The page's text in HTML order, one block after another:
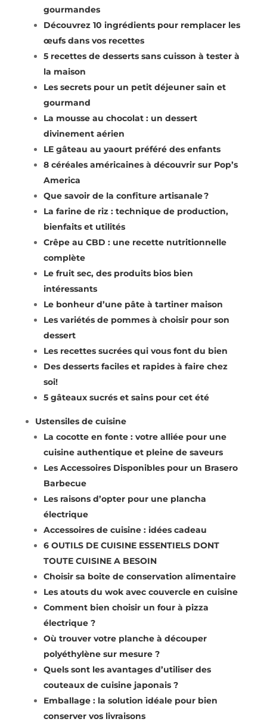
gourmandes
Découvrez 10 ingrédients pour remplacer les
œufs dans vos recettes
5 recettes de desserts sans cuisson à tester à
la maison
Les secrets pour un petit déjeuner sain et
gourmand
La mousse au chocolat : un dessert
divinement aérien
LE gâteau au yaourt préféré des enfants
8 céréales américaines à découvrir sur Pop’s
America
Que savoir de la confiture artisanale ?
La farine de riz : technique de production,
bienfaits et utilités
Crêpe au CBD : une recette nutritionnelle
complète
Le fruit sec, des produits bios bien
intéressants
Le bonheur d’une pâte à tartiner maison
Les variétés de pommes à choisir pour son
dessert
Les recettes sucrées qui vous font du bien
Des desserts faciles et rapides à faire chez
soi!
5 gâteaux sucrés et sains pour cet été
Ustensiles de cuisine
La cocotte en fonte : votre alliée pour une
cuisine authentique et pleine de saveurs
Les Accessoires Disponibles pour un Brasero
Barbecue
Les raisons d’opter pour une plancha
électrique
Accessoires de cuisine : idées cadeau
6 OUTILS DE CUISINE ESSENTIELS DONT
TOUTE CUISINE A BESOIN
Choisir sa boite de conservation alimentaire
Les atouts du wok avec couvercle en cuisine
Comment bien choisir un four à pizza
électrique ?
Où trouver votre planche à découper
polyéthylène sur mesure ?
Quels sont les avantages d’utiliser des
couteaux de cuisine japonais ?
Emballage : la solution idéale pour bien
conserver vos livraisons